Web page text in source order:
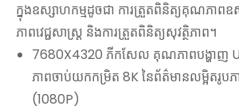
ក្នុងឧស្សាហកម្មដូចជា ការត្រួតពិនិត្យគុណភាពឧ
ភាពវេជ្ជសាស្រ្ត និងការត្រួតពិនិត្យសុវត្ថិភាព។
7680X4320 ភីកសែល គុណភាពបង្ហាញ
ភាពចាប់យកកម្រិត 8K នៃព័ត៌មានលម្អិតរូបភ
(1080P)